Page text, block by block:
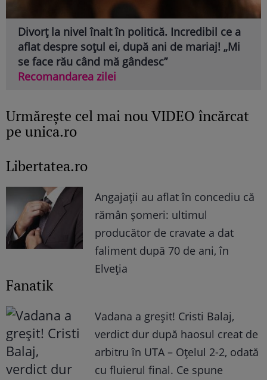
Divorț la nivel înalt în politică. Incredibil ce a
aflat despre soțul ei, după ani de mariaj! „Mi
se face rău când mă gândesc”
Recomandarea zilei
Urmăreşte cel mai nou VIDEO încărcat
pe unica.ro
Libertatea.ro
Angajații au aflat în concediu că
rămân șomeri: ultimul
producător de cravate a dat
faliment după 70 de ani, în
Elveția
Fanatik
Vadana a greșit! Cristi Balaj,
verdict dur după haosul creat de
arbitru în UTA – Oțelul 2-2, odată
cu fluierul final. Ce spune